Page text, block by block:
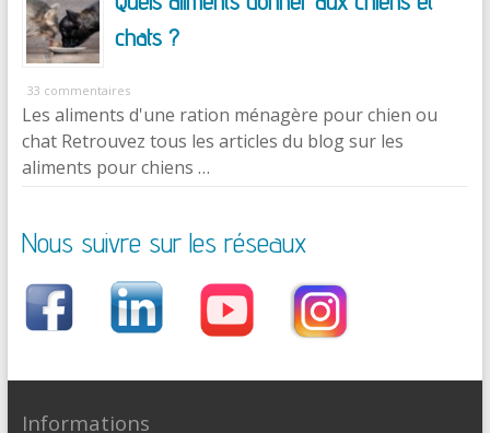
chats ?
33 commentaires
Les aliments d'une ration ménagère pour chien ou
chat Retrouvez tous les articles du blog sur les
aliments pour chiens …
Nous suivre sur les réseaux
Informations